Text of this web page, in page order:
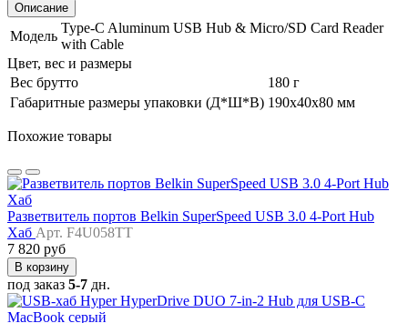
Описание
Модель
Type-C Aluminum USB Hub & Micro/SD Card Reader
with Cable
Цвет, вес и размеры
Вес брутто
180 г
Габаритные размеры упаковки (Д*Ш*В) 190х40х80 мм
Похожие товары
Разветвитель портов Belkin SuperSpeed USB 3.0 4-Port Hub
Хаб Арт. F4U058TT
7 820 руб
В корзину
под заказ 5-7 дн.